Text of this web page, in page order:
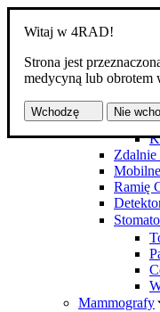
Witaj w 4RAD!
Strona jest
medycyną lub obrotem
Wchodzę Nie
Produkty
Aparaty RTG
Kostno-
Z
Zdalnie
Ramię
Mammografy